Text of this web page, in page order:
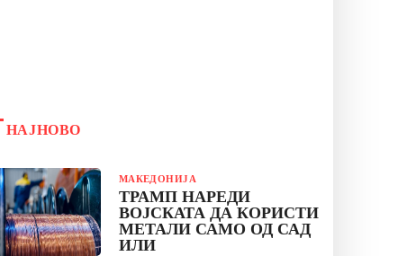
Параолимпискиот
НАЈНОВО
МАКЕДОНИЈА
ТРАМП НАРЕДИ
ВОЈСКАТА ДА КОРИСТИ
МЕТАЛИ САМО ОД САД
ИЛИ